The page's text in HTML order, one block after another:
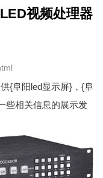
视频处理器
{阜阳led显示屏} ，{阜
些相关信息的展示发